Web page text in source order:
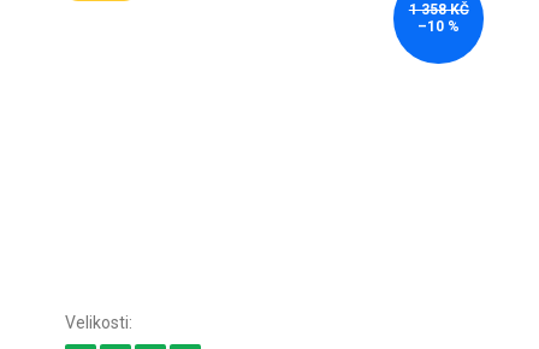
1 358 KČ
–10 %